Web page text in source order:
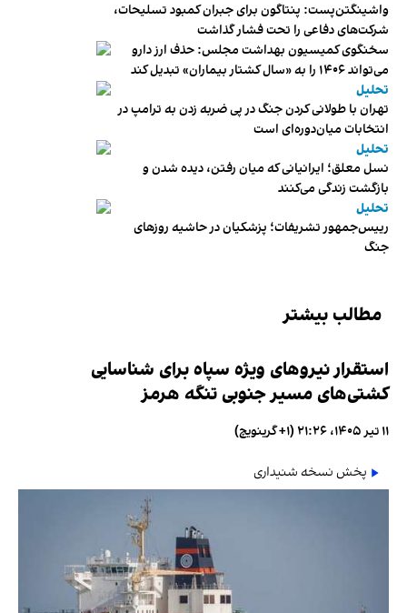
واشینگتن‌پست: پنتاگون برای جبران کمبود تسلیحات،
شرکت‌های دفاعی را تحت فشار گذاشت
سخنگوی کمیسیون بهداشت مجلس: حذف ارز دارو
می‌تواند ۱۴۰۶ را به «سال کشتار بیماران» تبدیل کند
تحلیل
تهران با طولانی کردن جنگ در پی ضربه زدن به ترامپ در
انتخابات میان‌دوره‌ای است
تحلیل
نسل معلق؛ ایرانیانی که میان رفتن، دیده شدن و
بازگشت زندگی می‌کنند
تحلیل
رییس‌جمهور تشریفات؛ پزشکیان در حاشیه روزهای
جنگ
مطالب بیشتر
استقرار نیروهای ویژه سپاه برای شناسایی
کشتی‌های مسیر جنوبی تنگه هرمز
۱۱ تیر ۱۴۰۵، ۲۱:۲۶ (‎+۱ گرینویچ)
پخش نسخه شنیداری